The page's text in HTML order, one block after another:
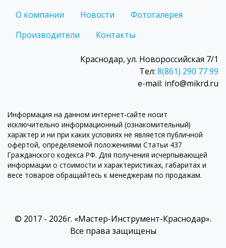
О компании Новости
Фотогалерея
Производители
Контакты
Краснодар, ул. Новороссийская 7/1
Тел: 8(861) 290 77 99
e-mail: info@mikrd.ru
Информация на данном интернет-сайте носит
исключительно информационный (ознакомительный)
характер и ни при каких условиях не является публичной
офертой, определяемой положениями Статьи 437
Гражданского кодекса РФ. Для получения исчерпывающей
информации о стоимости и характеристиках, габаритах и
весе товаров обращайтесь к менеджерам по продажам.
© 2017 - 2026г. «Мастер-Инструмент-Краснодар».
Все права защищены